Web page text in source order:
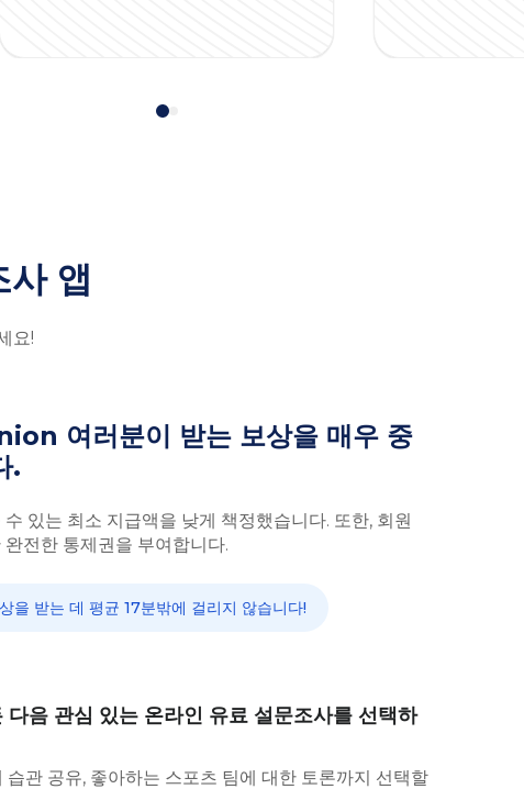
사 앱
요!
여러분이 받는 보상을 매우 중
.
있는 최소 지급액을 낮게 책정했습니다. 또한, 회원
전한 통제권을 부여합니다.
을 받는 데 평균 17분밖에 걸리지 않습니다!
다음 관심 있는 온라인 유료 설문조사를 선택하
습관 공유, 좋아하는 스포츠 팀에 대한 토론까지 선택할